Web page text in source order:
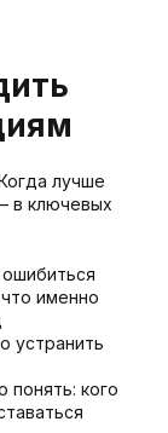
лучше
в ключевых
именно
устранить
понять: кого